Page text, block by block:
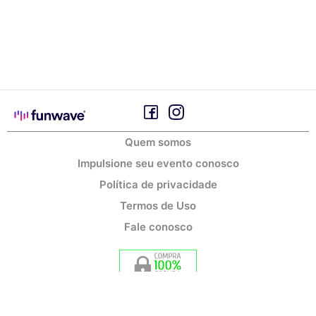
Quem somos
Impulsione seu evento conosco
Política de privacidade
Termos de Uso
Fale conosco